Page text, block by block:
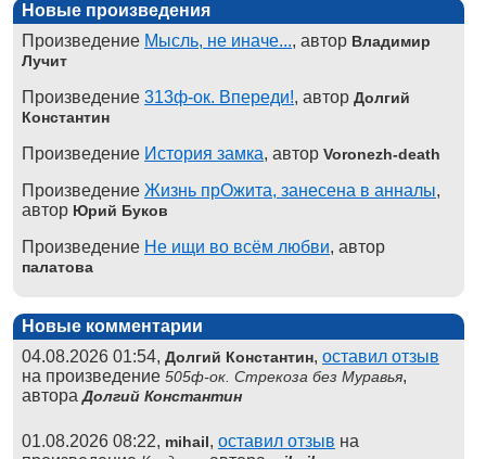
Новые произведения
Произведение Мысль, не иначе..., автор Владимир
Лучит
Произведение 313ф-ок. Впереди!, автор Долгий
Константин
Произведение История замка, автор Voronezh-death
Произведение Жизнь прОжита, занесена в анналы,
автор Юрий Буков
Произведение Не ищи во всём любви, автор
палатова
Новые комментарии
04.08.2026 01:54, Долгий Константин, оставил отзыв
на произведение 505ф-ок. Стрекоза без Муравья,
автораДолгий Константин
01.08.2026 08:22, mihail, оставил отзыв на